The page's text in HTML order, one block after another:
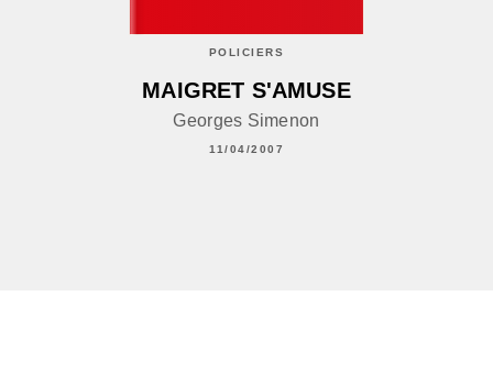
POLICIERS
MAIGRET S'AMUSE
Georges Simenon
11/04/2007